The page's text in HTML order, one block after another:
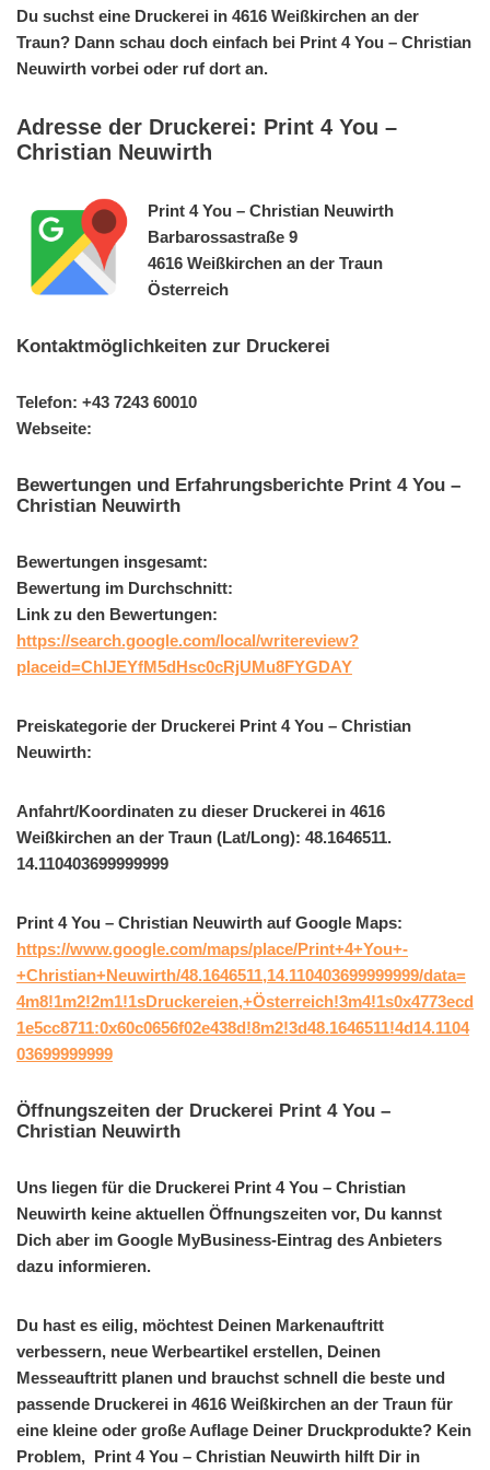
Du suchst eine Druckerei in 4616 Weißkirchen an der
Traun? Dann schau doch einfach bei Print 4 You – Christian
Neuwirth vorbei oder ruf dort an.
Adresse der Druckerei: Print 4 You –
Christian Neuwirth
Print 4 You – Christian Neuwirth
Barbarossastraße 9
4616 Weißkirchen an der Traun
Österreich
Kontaktmöglichkeiten zur Druckerei
Telefon: +43 7243 60010
Webseite:
Bewertungen und Erfahrungsberichte Print 4 You –
Christian Neuwirth
Bewertungen insgesamt:
Bewertung im Durchschnitt:
Link zu den Bewertungen:
https://search.google.com/local/writereview?
placeid=ChIJEYfM5dHsc0cRjUMu8FYGDAY
Preiskategorie der Druckerei Print 4 You – Christian
Neuwirth:
Anfahrt/Koordinaten zu dieser Druckerei in 4616
Weißkirchen an der Traun (Lat/Long): 48.1646511.
14.110403699999999
Print 4 You – Christian Neuwirth auf Google Maps:
https://www.google.com/maps/place/Print+4+You+-
+Christian+Neuwirth/48.1646511,14.110403699999999/data=
4m8!1m2!2m1!1sDruckereien,+Österreich!3m4!1s0x4773ecd
1e5cc8711:0x60c0656f02e438d!8m2!3d48.1646511!4d14.1104
03699999999
Öffnungszeiten der Druckerei Print 4 You –
Christian Neuwirth
Uns liegen für die Druckerei Print 4 You – Christian
Neuwirth keine aktuellen Öffnungszeiten vor, Du kannst
Dich aber im Google MyBusiness-Eintrag des Anbieters
dazu informieren.
Du hast es eilig, möchtest Deinen Markenauftritt
verbessern, neue Werbeartikel erstellen, Deinen
Messeauftritt planen und brauchst schnell die beste und
passende Druckerei in 4616 Weißkirchen an der Traun für
eine kleine oder große Auflage Deiner Druckprodukte? Kein
Problem, Print 4 You – Christian Neuwirth hilft Dir in